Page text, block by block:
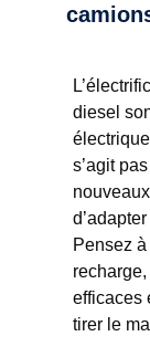
diesel
s’agit
Pensez
efficaces
tirer le